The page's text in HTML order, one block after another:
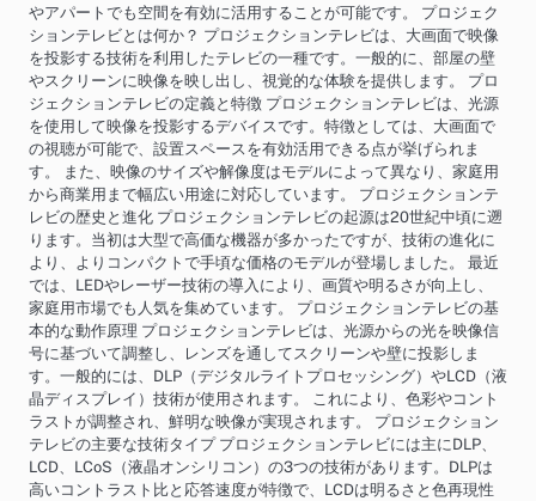
やアパートでも空間を有効に活用することが可能です。 プロジェク
ションテレビとは何か？ プロジェクションテレビは、大画面で映像
を投影する技術を利用したテレビの一種です。一般的に、部屋の壁
やスクリーンに映像を映し出し、視覚的な体験を提供します。 プロ
ジェクションテレビの定義と特徴 プロジェクションテレビは、光源
を使用して映像を投影するデバイスです。特徴としては、大画面で
の視聴が可能で、設置スペースを有効活用できる点が挙げられま
す。 また、映像のサイズや解像度はモデルによって異なり、家庭用
から商業用まで幅広い用途に対応しています。 プロジェクションテ
レビの歴史と進化 プロジェクションテレビの起源は20世紀中頃に遡
ります。当初は大型で高価な機器が多かったですが、技術の進化に
より、よりコンパクトで手頃な価格のモデルが登場しました。 最近
では、LEDやレーザー技術の導入により、画質や明るさが向上し、
家庭用市場でも人気を集めています。 プロジェクションテレビの基
本的な動作原理 プロジェクションテレビは、光源からの光を映像信
号に基づいて調整し、レンズを通してスクリーンや壁に投影しま
す。一般的には、DLP（デジタルライトプロセッシング）やLCD（液
晶ディスプレイ）技術が使用されます。 これにより、色彩やコント
ラストが調整され、鮮明な映像が実現されます。 プロジェクション
テレビの主要な技術タイプ プロジェクションテレビには主にDLP、
LCD、LCoS（液晶オンシリコン）の3つの技術があります。DLPは
高いコントラスト比と応答速度が特徴で、LCDは明るさと色再現性